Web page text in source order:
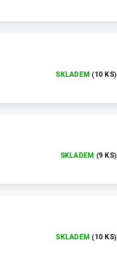
SKLADEM(10 KS)
SKLADEM (9 KS)
SKLADEM(10 KS)